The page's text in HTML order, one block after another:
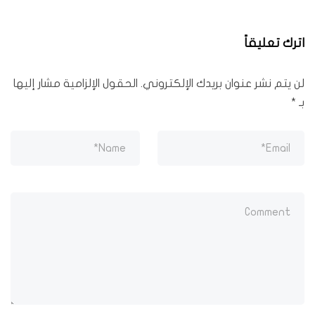
اترك تعليقاً
لن يتم نشر عنوان بريدك الإلكتروني.
الحقول الإلزامية مشار إليها
بـ *